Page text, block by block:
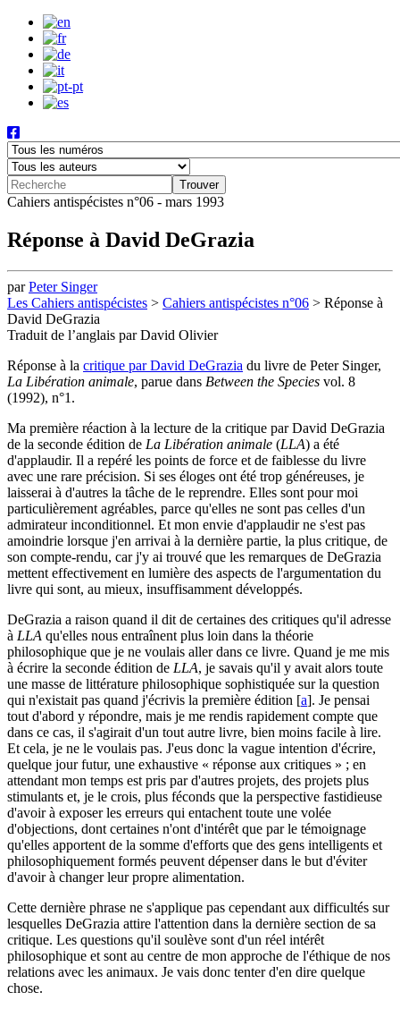
Cahiers antispécistes n°06 - mars 1993
Réponse à David DeGrazia
parPeter Singer
Les Cahiers antispécistes > Cahiers antispécistes n°06 > Réponse à
David DeGrazia
Traduit de l’anglais par David Olivier
Réponse à la critique par David DeGrazia du livre de Peter Singer,
La Libération animale, parue dans Between the Species vol. 8
(1992), n°1.
Ma première réaction à la lecture de la critique par David DeGrazia
de la seconde édition de La Libération animale (LLA) a été
d'applaudir. Il a repéré les points de force et de faiblesse du livre
avec une rare précision. Si ses éloges ont été trop généreuses, je
laisserai à d'autres la tâche de le reprendre. Elles sont pour moi
particulièrement agréables, parce qu'elles ne sont pas celles d'un
admirateur inconditionnel. Et mon envie d'applaudir ne s'est pas
amoindrie lorsque j'en arrivai à la dernière partie, la plus critique, de
son compte-rendu, car j'y ai trouvé que les remarques de DeGrazia
mettent effectivement en lumière des aspects de l'argumentation du
livre qui sont, au mieux, insuffisamment développés.
DeGrazia a raison quand il dit de certaines des critiques qu'il adresse
à LLA qu'elles nous entraînent plus loin dans la théorie
philosophique que je ne voulais aller dans ce livre. Quand je me mis
à écrire la seconde édition de LLA, je savais qu'il y avait alors toute
une masse de littérature philosophique sophistiquée sur la question
qui n'existait pas quand j'écrivis la première édition [a]. Je pensai
tout d'abord y répondre, mais je me rendis rapidement compte que
dans ce cas, il s'agirait d'un tout autre livre, bien moins facile à lire.
Et cela, je ne le voulais pas. J'eus donc la vague intention d'écrire,
quelque jour futur, une exhaustive « réponse aux critiques » ; en
attendant mon temps est pris par d'autres projets, des projets plus
stimulants et, je le crois, plus féconds que la perspective fastidieuse
d'avoir à exposer les erreurs qui entachent toute une volée
d'objections, dont certaines n'ont d'intérêt que par le témoignage
qu'elles apportent de la somme d'efforts que des gens intelligents et
philosophiquement formés peuvent dépenser dans le but d'éviter
d'avoir à changer leur propre alimentation.
Cette dernière phrase ne s'applique pas cependant aux difficultés sur
lesquelles DeGrazia attire l'attention dans la dernière section de sa
critique. Les questions qu'il soulève sont d'un réel intérêt
philosophique et sont au centre de mon approche de l'éthique de nos
relations avec les animaux. Je vais donc tenter d'en dire quelque
chose.